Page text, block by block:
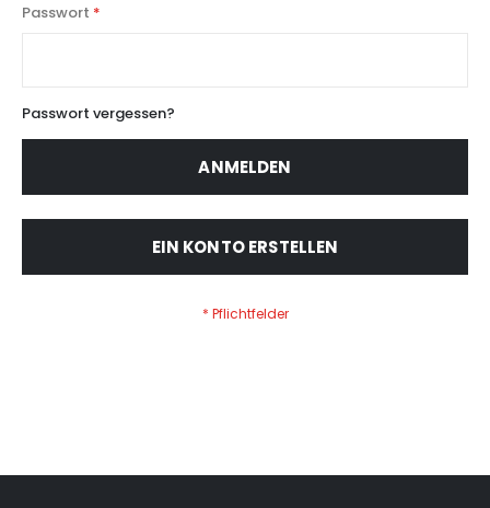
Passwort
Passwort vergessen?
ANMELDEN
EIN KONTO ERSTELLEN